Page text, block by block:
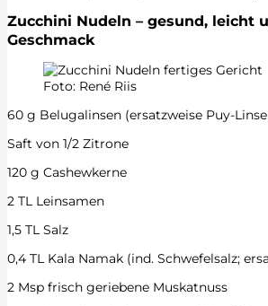
Zucchini Nudeln – gesund, leicht
Geschmack
Foto: René Riis
60 g Belugalinsen (ersatzweise Puy-
Saft von 1/2 Zitrone
120 g Cashewkerne
2 TL Leinsamen
1,5 TL Salz
0,4 TL Kala Namak (ind. Schwefelsalz;
2 Msp frisch geriebene Muskatnuss